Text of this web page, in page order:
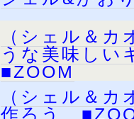
（シェル＆
うな美味し
■ZOOM
（シェル＆
作ろう